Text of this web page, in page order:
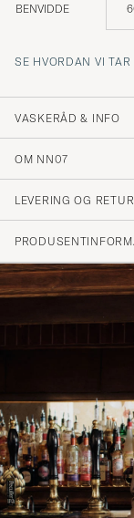
BENVIDDE
SE HVORDAN VI
VASKERÅD & INFO
OM NN07
LEVERING OG RETUR